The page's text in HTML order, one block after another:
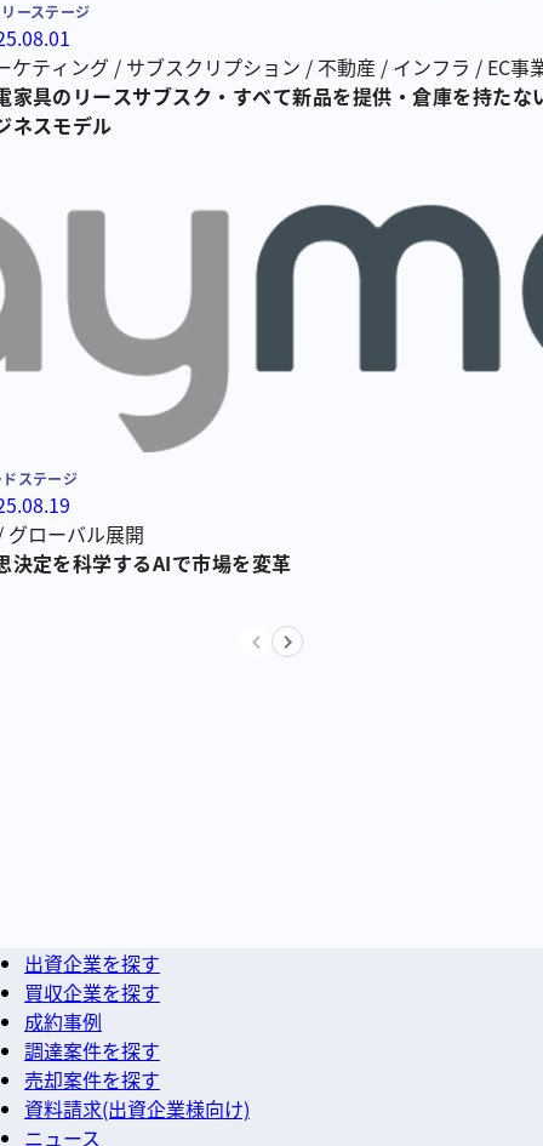
ーステージ
ケティング/ サブスクリプション / 不動産/ インフラ / EC事
家具リースサブスク
家具のリースサブスク・すべて新品を提供・倉庫を持たな
ネスモデル
ステージ
グローバル展開
決定を科学するAIで市場を変革
出資企業を探す
買収企業を探す
成約事例
調達案件を探す
売却案件を探す
資料請求(出資企業様向け)
ニュース